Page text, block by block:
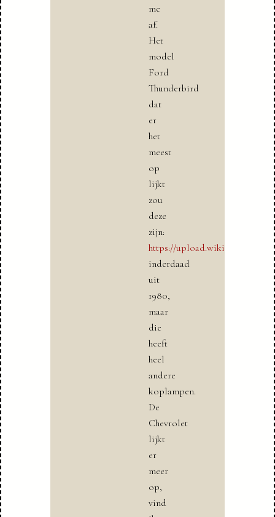
me
af.
Het
model
Ford
Thunderbird
dat
er
het
meest
op
lijkt
zou
deze
zijn:
https://upload.wikimedia.org/
inderdaad
uit
1980,
maar
die
heeft
heel
andere
koplampen.
De
Chevrolet
lijkt
er
meer
op,
vind